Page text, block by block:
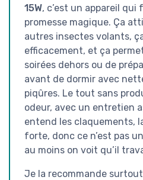
15W, c’est un appareil
promesse magique. Ça
autres insectes volants,
efficacement, et ça
soirées dehors ou de
avant de dormir avec
piqûres. Le tout sans
odeur, avec un entretien
entend les claquements,
forte, donc ce n’est pas
au moins on voit qu’il
Je la recommande